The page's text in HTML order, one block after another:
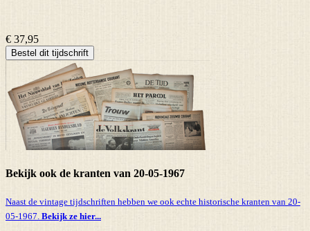
€ 37,95
Bestel dit tijdschrift
Bekijk ook de kranten van 20-05-1967
Naast de vintage tijdschriften hebben we ook echte historische kranten van 20-
05-1967. Bekijk ze hier...